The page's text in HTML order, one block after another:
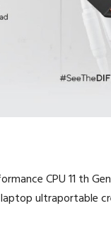
CPU 11 th
ultraportable